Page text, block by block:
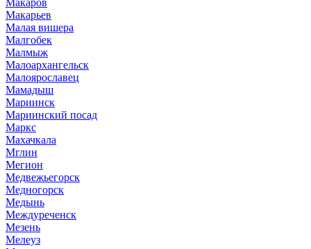
Макарьев
Малая вишера
Малгобек
Малмыж
Малоархангельск
Малоярославец
Мамадыш
Мариинск
Мариинский посад
Маркс
Махачкала
Мглин
Мегион
Медвежьегорск
Медногорск
Медынь
Междуреченск
Мезень
Мелеуз